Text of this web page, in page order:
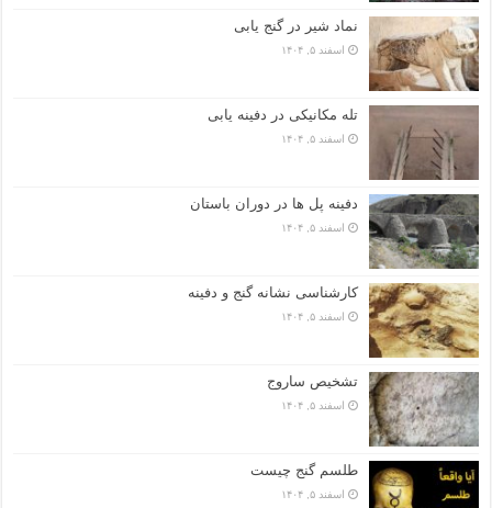
نماد شیر در گنج یابی
اسفند ۵, ۱۴۰۴
تله مکانیکی در دفینه یابی
اسفند ۵, ۱۴۰۴
دفینه پل ها در دوران باستان
اسفند ۵, ۱۴۰۴
کارشناسی نشانه گنج و دفینه
اسفند ۵, ۱۴۰۴
تشخیص ساروج
اسفند ۵, ۱۴۰۴
طلسم گنج چیست
اسفند ۵, ۱۴۰۴